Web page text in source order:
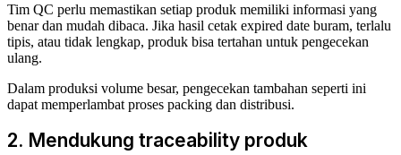
Tim QC perlu memastikan setiap produk memiliki informasi yang
benar dan mudah dibaca. Jika hasil cetak expired date buram, terlalu
tipis, atau tidak lengkap, produk bisa tertahan untuk pengecekan
ulang.
Dalam produksi volume besar, pengecekan tambahan seperti ini
dapat memperlambat proses packing dan distribusi.
2. Mendukung traceability produk